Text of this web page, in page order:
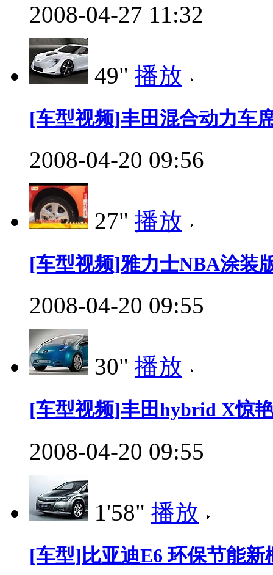
2008-04-27 11:32
49" 播放
[车型视频]丰田混合动力车
2008-04-20 09:56
27" 播放
[车型视频]雅力士NBA涂装
2008-04-20 09:55
30" 播放
[车型视频]丰田hybrid X惊
2008-04-20 09:55
1'58" 播放
[车型]比亚迪E6 环保节能新